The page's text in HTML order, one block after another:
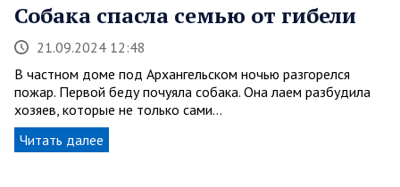
Собака спасла семью от гибели
21.09.2024 12:48
В частном доме под Архангельском ночью разгорелся
пожар. Первой беду почуяла собака. Она лаем разбудила
хозяев, которые не только сами…
Читать далее